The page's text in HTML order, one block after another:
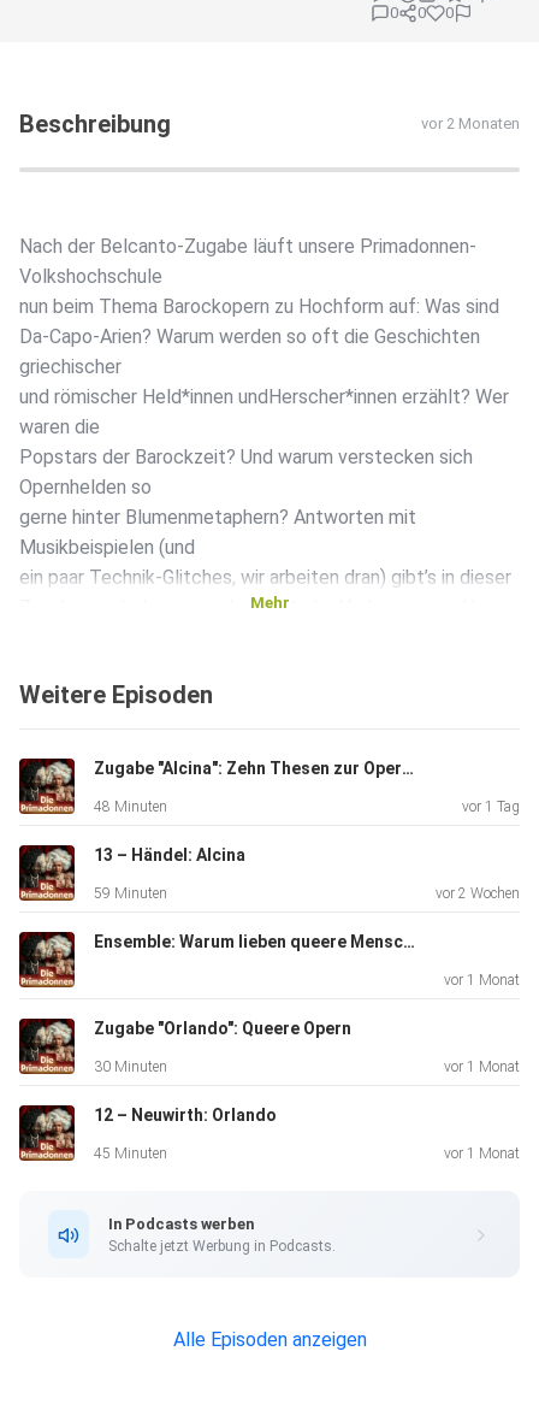
0
0 0
Beschreibung vor 2 Monaten
Nach der Belcanto-Zugabe läuft unsere Primadonnen-
Volkshochschule
nun beim Thema Barockopern zu Hochform auf: Was sind
Da-Capo-Arien? Warum werden so oft die Geschichten
griechischer
und römischer Held*innen undHerscher*innen erzählt? Wer
waren die
Popstars der Barockzeit? Und warum verstecken sich
Opernhelden so
gerne hinter Blumenmetaphern? Antworten mit
Musikbeispielen (und
ein paar Technik-Glitches, wir arbeiten dran) gibt’s in dieser
Zugabe, nach der es wieder heißt: der Vorhang zu und keine
Musikbeispiele:
Cleopatra (Arias from Giulio Cesare), Nathalie Dessay,
Emanuelle
Castrato
Mehr
Weitere Episoden
Zugabe "Alcina": Zehn Thesen zur Opernregie
48 Minuten vor 1 Tag
13 – Händel: Alcina
59 Minuten vor 2 Wochen
Ensemble: Warum lieben queere Menschen die Oper?
vor 1 Monat
Zugabe "Orlando": Queere Opern
30 Minuten vor 1 Monat
12 – Neuwirth: Orlando
45 Minuten vor 1 Monat
In Podcasts werben
Schalte jetzt Werbung in Podcasts.
Alle Episoden anzeigen